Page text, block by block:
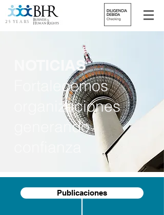
25 YEARS
NOTICIAS
Fortalecemos
organizaciones
generando
Publicaciones